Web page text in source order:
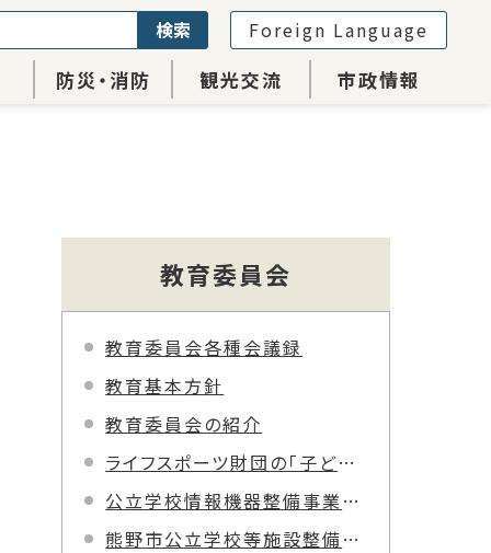
防災・消防 観光交流 市政情報
検索 Foreign Language
教育委員会
教育委員会各種会議録
教育基本方針
教育委員会の紹介
ライフスポーツ財団の「子ども活動支援金」により遊具を整備しました
公立学校情報機器整備事業に係る各種計画の公開について
熊野市公立学校等施設整備計画について